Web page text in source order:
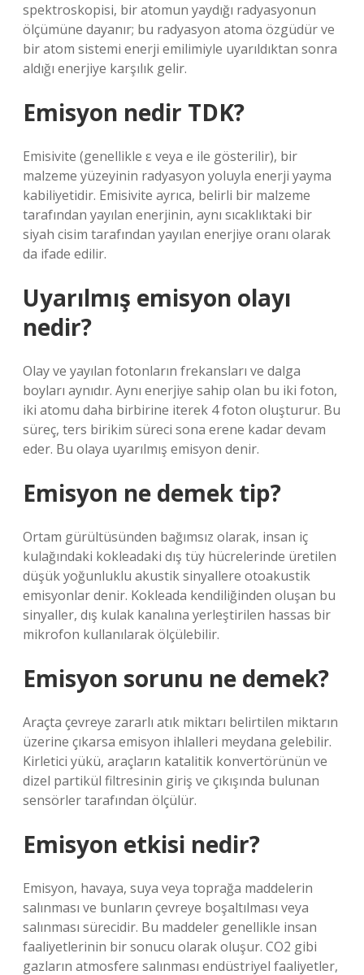
spektroskopisi, bir atomun yaydığı radyasyonun
ölçümüne dayanır; bu radyasyon atoma özgüdür ve
bir atom sistemi enerji emilimiyle uyarıldıktan sonra
aldığı enerjiye karşılık gelir.
Emisyon nedir TDK?
Emisivite (genellikle ε veya e ile gösterilir), bir
malzeme yüzeyinin radyasyon yoluyla enerji yayma
kabiliyetidir. Emisivite ayrıca, belirli bir malzeme
tarafından yayılan enerjinin, aynı sıcaklıktaki bir
siyah cisim tarafından yayılan enerjiye oranı olarak
da ifade edilir.
Uyarılmış emisyon olayı
nedir?
Olay ve yayılan fotonların frekansları ve dalga
boyları aynıdır. Aynı enerjiye sahip olan bu iki foton,
iki atomu daha birbirine iterek 4 foton oluşturur. Bu
süreç, ters birikim süreci sona erene kadar devam
eder. Bu olaya uyarılmış emisyon denir.
Emisyon ne demek tip?
Ortam gürültüsünden bağımsız olarak, insan iç
kulağındaki kokleadaki dış tüy hücrelerinde üretilen
düşük yoğunluklu akustik sinyallere otoakustik
emisyonlar denir. Kokleada kendiliğinden oluşan bu
sinyaller, dış kulak kanalına yerleştirilen hassas bir
mikrofon kullanılarak ölçülebilir.
Emisyon sorunu ne demek?
Araçta çevreye zararlı atık miktarı belirtilen miktarın
üzerine çıkarsa emisyon ihlalleri meydana gelebilir.
Kirletici yükü, araçların katalitik konvertörünün ve
dizel partikül filtresinin giriş ve çıkışında bulunan
sensörler tarafından ölçülür.
Emisyon etkisi nedir?
Emisyon, havaya, suya veya toprağa maddelerin
salınması ve bunların çevreye boşaltılması veya
salınması sürecidir. Bu maddeler genellikle insan
faaliyetlerinin bir sonucu olarak oluşur. CO2 gibi
gazların atmosfere salınması endüstriyel faaliyetler,